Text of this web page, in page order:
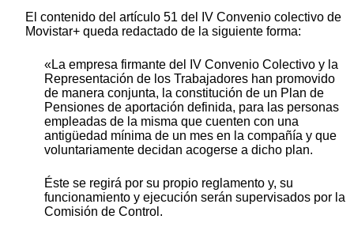
El contenido del artículo 51 del IV Convenio colectivo de
Movistar+ queda redactado de la siguiente forma:
«La empresa firmante del IV Convenio Colectivo y la
Representación de los Trabajadores han promovido
de manera conjunta, la constitución de un Plan de
Pensiones de aportación definida, para las personas
empleadas de la misma que cuenten con una
antigüedad mínima de un mes en la compañía y que
voluntariamente decidan acogerse a dicho plan.
Éste se regirá por su propio reglamento y, su
funcionamiento y ejecución serán supervisados por la
Comisión de Control.